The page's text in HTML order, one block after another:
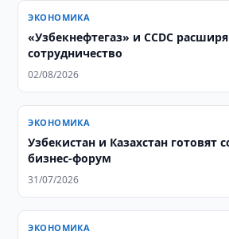
ЭКОНОМИКА
«Узбекнефтегаз» и CCDC
сотрудничество
02/08/2026
ЭКОНОМИКА
Узбекистан и Казахстан готовят
бизнес-форум
31/07/2026
ЭКОНОМИКА